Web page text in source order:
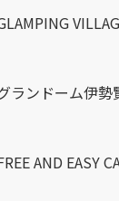
ランドーム伊勢
AND EASY